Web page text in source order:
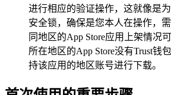
进行相应的验证操作，这就像是
安全锁，确保是您本人在操作，
同地区的App Store应用上架情况
所在地区的App Store没有Trust钱
持该应用的地区账号进行下载。